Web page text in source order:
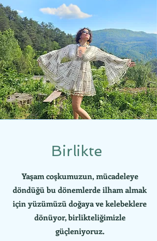
Birlikte
Yaşam coşkumuzun,mücadeleye
döndüğü bu dönemlerde ilham almak
için yüzümüzü doğaya ve kelebeklere
dönüyor, birlikteliğimizle
güçleniyoruz.